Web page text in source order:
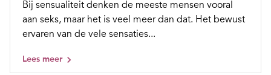
Bij sensualiteit denken de meeste mensen vooral
aan seks, maar het is veel meer dan dat. Het bewust
ervaren van de vele sensaties...
Lees meer